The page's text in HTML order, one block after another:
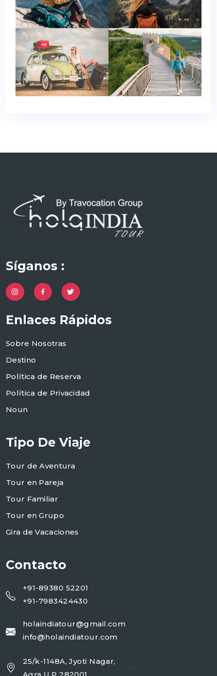
Síganos :
Enlaces Rápidos
Sobre Nosotras
Destino
Política de Reserva
Política de Privacidad
Noun
Tipo De Viaje
Tour de Aventura
Tour en Pareja
Tour Familiar
Tour en Grupo
Gira de Vacaciones
Contacto
+91-89380 52201
+91-7983424430
holaindiatour@gmail.com
info@holaindiatour.com
25/k-1148A, Jyoti Nagar,